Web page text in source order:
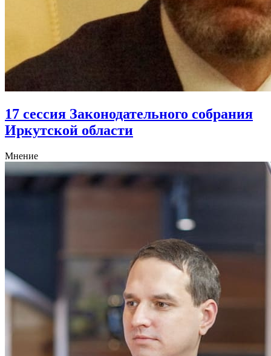
17 сессия Законодательного собрания
Иркутской области
Мнение